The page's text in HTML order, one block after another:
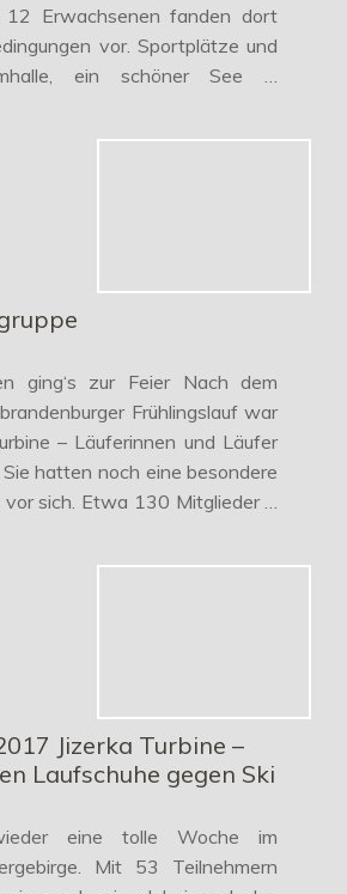
12 Erwachsenen fanden dort
vor. Sportplätze und
ein schöner See …
ging‘s zur Feier Nach dem
Frühlingslauf war
– Läuferinnen und Läufer
hatten noch eine besondere
sich. Etwa 130 Mitglieder …
Jizerka Turbine –
Laufschuhe gegen Ski
eine tolle Woche im
Mit 53 Teilnehmern